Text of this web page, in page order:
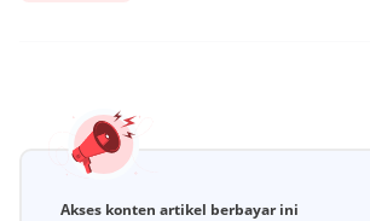
Akses konten artikel berbayar ini